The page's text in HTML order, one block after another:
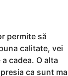
permite să
calitate, vei
cadea. O alta
ca sunt